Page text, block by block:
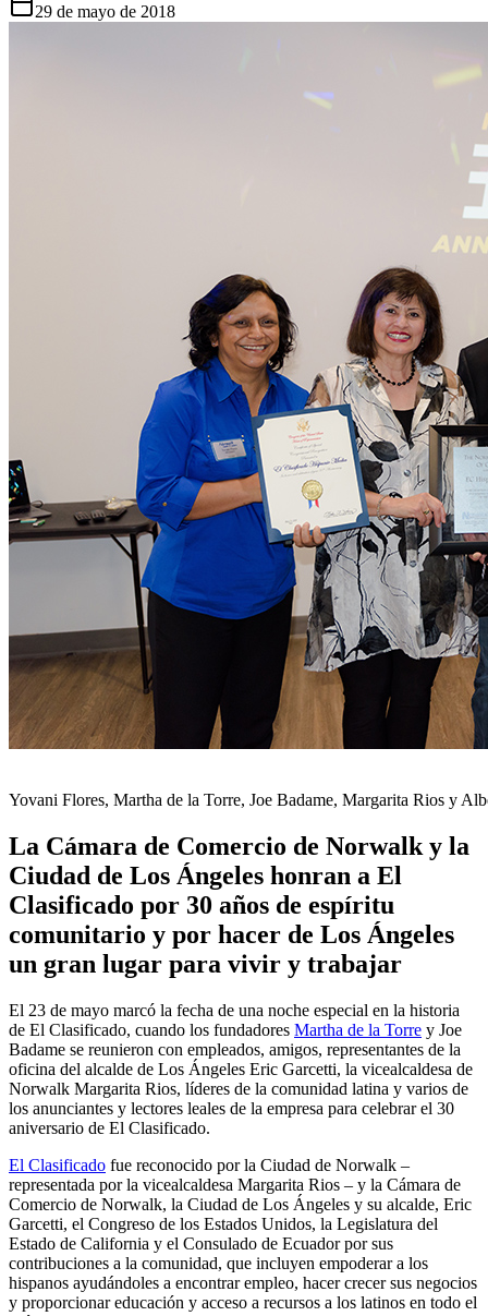
29 de mayo de 2018
Yovani Flores, Martha de la Torre, Joe Badame, Margarita Rios y
La Cámara de Comercio de Norwalk y la
Ciudad de Los Ángeles honran a El
Clasificado por 30 años de espíritu
comunitario y por hacer de Los Ángeles
un gran lugar para vivir y trabajar
El 23 de mayo marcó la fecha de una noche especial en la historia
de El Clasificado, cuando los fundadores Martha de la Torre y Joe
Badame se reunieron con empleados, amigos, representantes de la
oficina del alcalde de Los Ángeles Eric Garcetti, la vicealcaldesa de
Norwalk Margarita Rios, líderes de la comunidad latina y varios de
los anunciantes y lectores leales de la empresa para celebrar el 30
aniversario de El Clasificado.
El Clasificado fue reconocido por la Ciudad de Norwalk –
representada por la vicealcaldesa Margarita Rios – y la Cámara de
Comercio de Norwalk, la Ciudad de Los Ángeles y su alcalde, Eric
Garcetti, el Congreso de los Estados Unidos, la Legislatura del
Estado de California y el Consulado de Ecuador por sus
contribuciones a la comunidad, que incluyen empoderar a los
hispanos ayudándoles a encontrar empleo, hacer crecer sus negocios
y proporcionar educación y acceso a recursos a los latinos en todo el